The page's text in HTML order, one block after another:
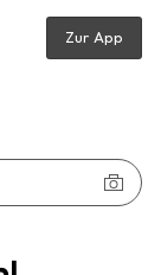
Zur App
mit Stretch